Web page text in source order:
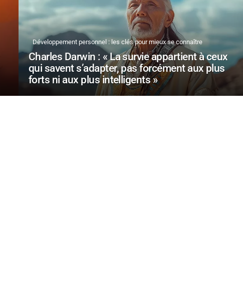
Développement personnel : les clés pour mieux se connaître
Charles Darwin : « La survie appartient à ceux
qui savent s’adapter, pas forcément aux plus
forts ni aux plus intelligents »